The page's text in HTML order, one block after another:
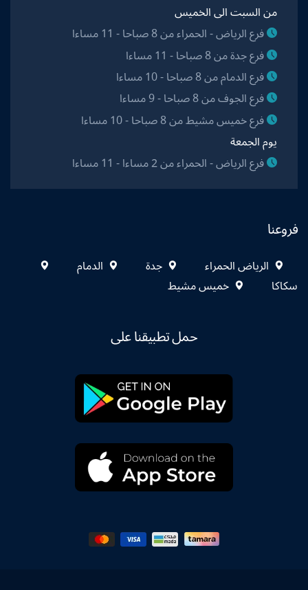
من السبت الى الخميس
فرع الرياض - الحمراء من 8 صباحا - 11 مساءا
فرع جدة من 8 صباحا - 11 مساءا
فرع الدمام من 8 صباحا - 10 مساءا
فرع الجوف من 8 صباحا - 9 مساءا
فرع خميس مشيط من 8 صباحا - 10 مساءا
يوم الجمعة
فرع الرياض - الحمراء من 2 مساءا - 11 مساءا
فروعنا
الرياض الحمراء جدة
الدمام
سكاكا
خميس مشيط
حمل تطبيقنا على